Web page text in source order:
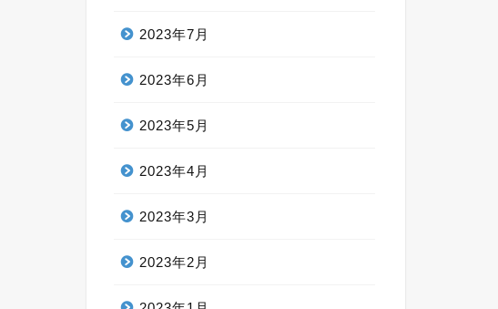
2023年7月
2023年6月
2023年5月
2023年4月
2023年3月
2023年2月